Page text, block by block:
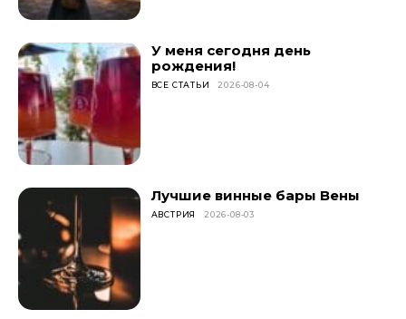
У меня сегодня день
рождения!
ВСЕ СТАТЬИ 2026-08-04
Лучшие винные бары Вены
АВСТРИЯ 2026-08-03